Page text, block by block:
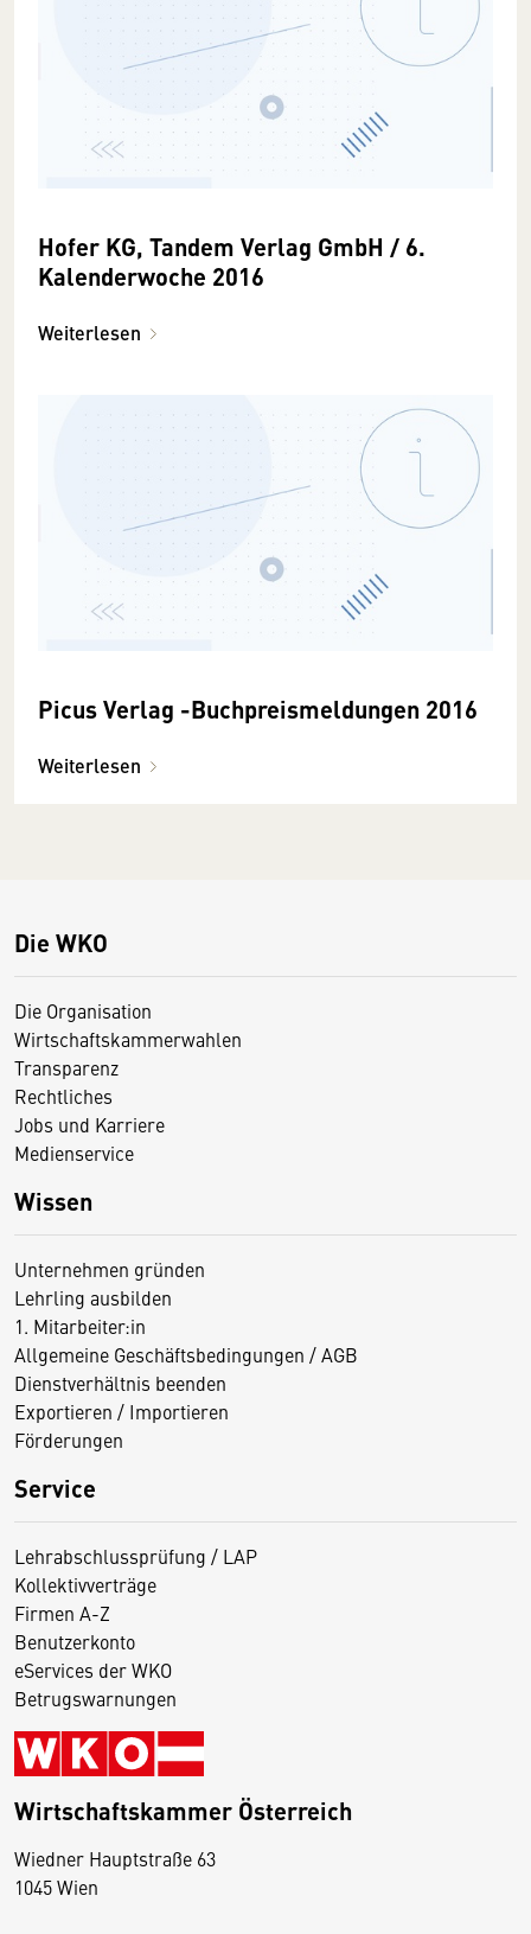
Hofer KG, Tandem Verlag GmbH / 6.
Kalenderwoche 2016
Weiterlesen
Picus Verlag -Buchpreismeldungen 2016
Weiterlesen
Die WKO
Die Organisation
Wirtschaftskammerwahlen
Transparenz
Rechtliches
Jobs und Karriere
Medienservice
Wissen
Unternehmen gründen
Lehrling ausbilden
1. Mitarbeiter:in
Allgemeine Geschäftsbedingungen / AGB
Dienstverhältnis beenden
Exportieren / Importieren
Förderungen
Service
Lehrabschlussprüfung / LAP
Kollektivverträge
Firmen A-Z
Benutzerkonto
eServices der WKO
Betrugswarnungen
Wirtschaftskammer Österreich
Wiedner Hauptstraße 63
1045 Wien
D